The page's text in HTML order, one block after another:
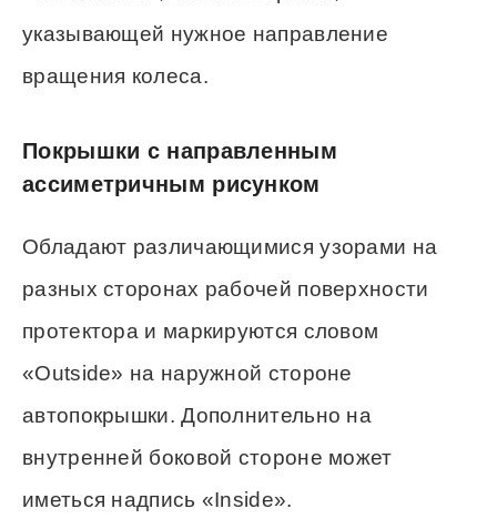
указывающей нужное направление
вращения колеса.
Покрышки с направленным
ассиметричным рисунком
Обладают различающимися узорами на
разных сторонах рабочей поверхности
протектора и маркируются словом
«Outside» на наружной стороне
автопокрышки. Дополнительно на
внутренней боковой стороне может
иметься надпись «Inside».